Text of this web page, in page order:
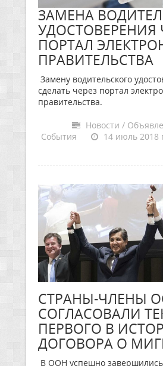
ЗАМЕНА
УДОСТОВЕРЕНИЯ
ПОРТАЛ
ПРАВИТЕЛЬСТВА
Замену водительского
сделать через портал
правительства.
Новости /
События
14 июль 2018
СТРАНЫ-ЧЛЕНЫ
СОГЛАСОВАЛИ
ПЕРВОГО В
ДОГОВОРА О
В ООН успешно завершились